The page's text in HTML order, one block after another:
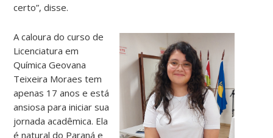
certo”, disse.
A caloura do curso de
Licenciatura em
Química Geovana
Teixeira Moraes tem
apenas 17 anos e está
ansiosa para iniciar sua
jornada acadêmica. Ela
é natural do Paraná e